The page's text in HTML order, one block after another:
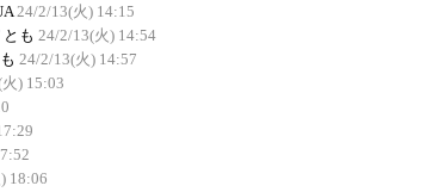
24/2/13(火) 14:15
とも 24/2/13(火) 14:54
24/2/13(火) 14:57
) 15:03
18:06